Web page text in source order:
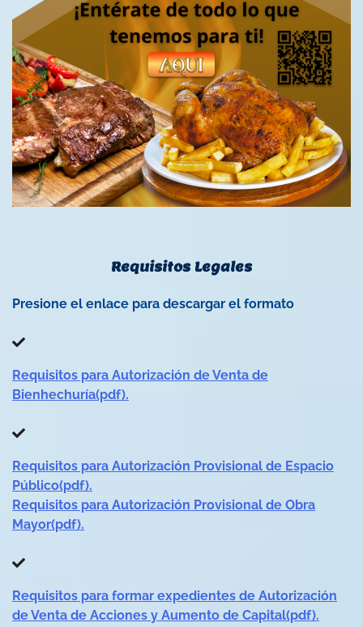
Requisitos Legales
Presione el enlace para descargar el formato
Requisitos para Autorización de Venta de
Bienhechuría(pdf).
Requisitos para Autorización Provisional de Espacio
Público(pdf).
Requisitos para Autorización Provisional de Obra
Mayor(pdf).
Requisitos para formar expedientes de Autorización
de Venta de Acciones y Aumento de Capital(pdf).